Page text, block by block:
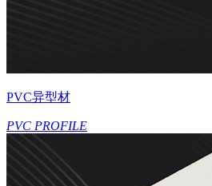
PVC异型材
PVC PROFILE